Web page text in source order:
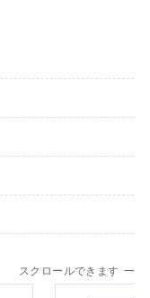
スクロールできます